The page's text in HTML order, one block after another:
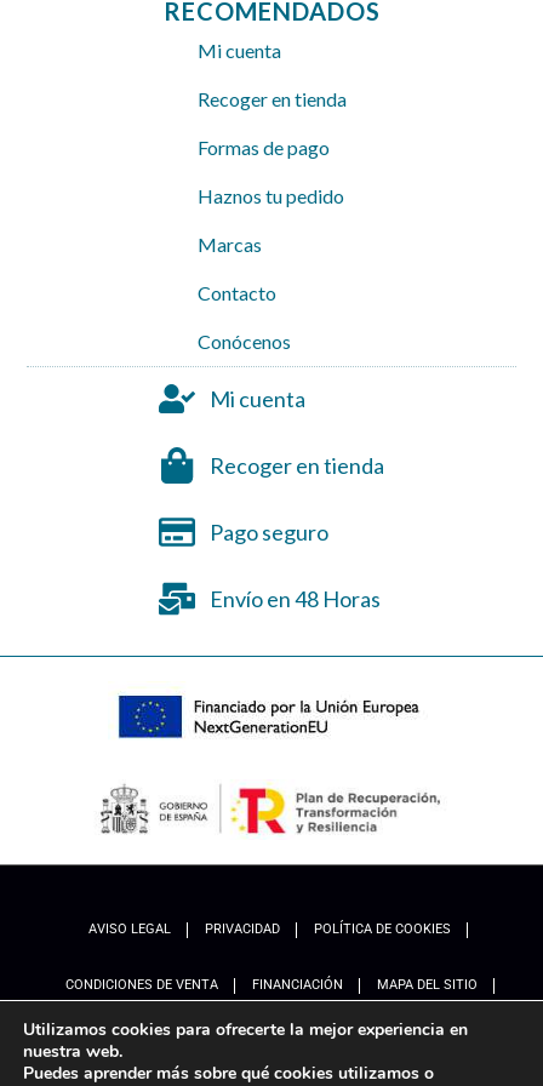
RECOMENDADOS
Mi cuenta
Recoger en tienda
Formas de pago
Haznos tu pedido
Marcas
Contacto
Conócenos
Mi cuenta
Recoger en tienda
Pago seguro
Envío en 48 Horas
AVISO LEGAL PRIVACIDAD POLÍTICA DE COOKIES
CONDICIONES DE VENTA FINANCIACIÓN MAPA DEL SITIO
AJUSTES
Utilizamos cookies para ofrecerte la mejor experiencia en
nuestra web.
Puedes aprender más sobre qué cookies utilizamos o